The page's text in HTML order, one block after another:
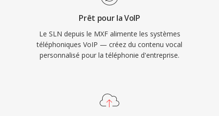
Prêt pour la VoIP
Le SLN depuis le MXF alimente les systèmes
téléphoniques VoIP — créez du contenu vocal
personnalisé pour la téléphonie d'entreprise.